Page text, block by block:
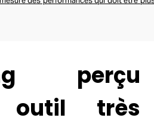
perçu
outil très